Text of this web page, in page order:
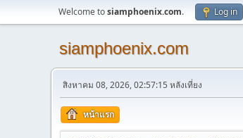
Welcome tosiamphoenix.com. Log in
siamphoenix.com
สิงหาคม 08, 2026, 02:57:15 หลังเที่ยง
หน้าแรก